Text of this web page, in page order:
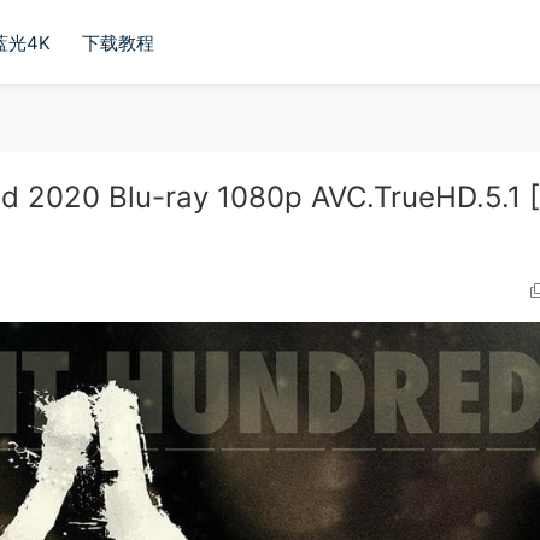
光4K 下载教程
2020 Blu-ray 1080p AVC.TrueHD.5.1